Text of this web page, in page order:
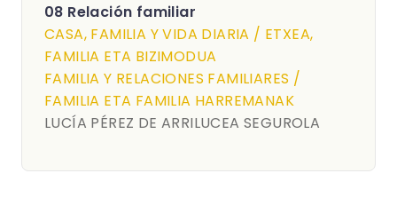
08 Relación familiar
CASA, FAMILIA Y VIDA DIARIA / ETXEA,
FAMILIA ETA BIZIMODUA
FAMILIA Y RELACIONES FAMILIARES /
FAMILIA ETA FAMILIA HARREMANAK
LUCÍA PÉREZ DE ARRILUCEA SEGUROLA